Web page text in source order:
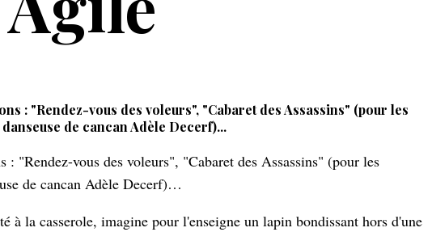
: "Rendez-vous des voleurs", "Cabaret des Assassins" (pour les
de cancan Adèle Decerf)...
de cancan Adèle Decerf)…
la casserole, imagine pour l'enseigne un lapin bondissant hors d'une